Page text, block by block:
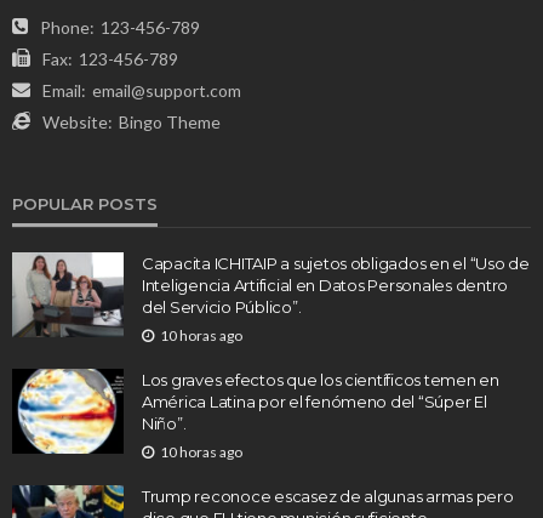
Phone: 123-456-789
Fax: 123-456-789
Email: email@support.com
Website: Bingo Theme
POPULAR POSTS
Capacita ICHITAIP a sujetos obligados en el “Uso de
Inteligencia Artificial en Datos Personales dentro
del Servicio Público”.
10 horas ago
Los graves efectos que los científicos temen en
América Latina por el fenómeno del “Súper El
Niño”.
10 horas ago
Trump reconoce escasez de algunas armas pero